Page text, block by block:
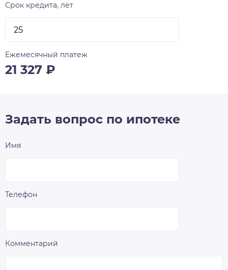
Срок кредита, лет
Ежемесячный платеж
21 327 ₽
Задать вопрос по ипотеке
Имя
Телефон
Комментарий